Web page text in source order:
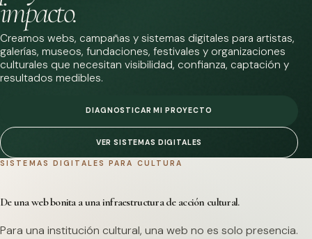
impacto.
Creamos webs, campañas y sistemas digitales para artistas,
galerías, museos, fundaciones, festivales y organizaciones
culturales que necesitan visibilidad, confianza, captación y
resultados medibles.
DIAGNOSTICAR MI PROYECTO
VER SISTEMAS DIGITALES
SISTEMAS DIGITALES PARA CULTURA
De una web bonita a una infraestructura de acción cultural.
Para una institución cultural, una web no es solo presencia.